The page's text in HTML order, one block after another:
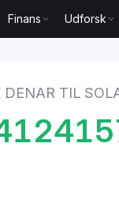
Finans Udforsk
DENAR TIL